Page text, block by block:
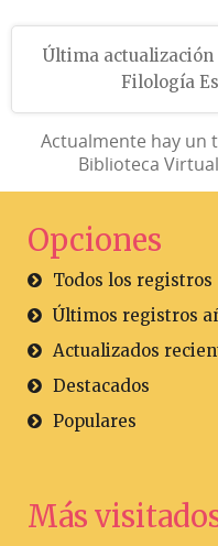
Última
Filología
Actualmente hay un
Biblioteca
Opciones
Todos los registros
Últimos registros
Actualizados
Destacados
Populares
Más